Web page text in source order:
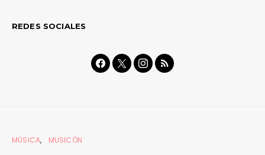
REDES SOCIALES
MÚSICA MUSICÓN